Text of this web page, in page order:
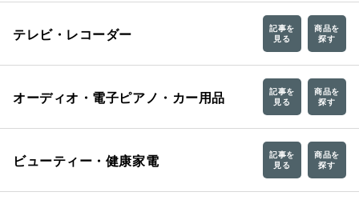
テレビ・レコーダー
記事を
見る
商品を
探す
オーディオ・電子ピアノ・カー用品
記事を
見る
商品を
探す
ビューティー・健康家電
記事を
見る
商品を
探す